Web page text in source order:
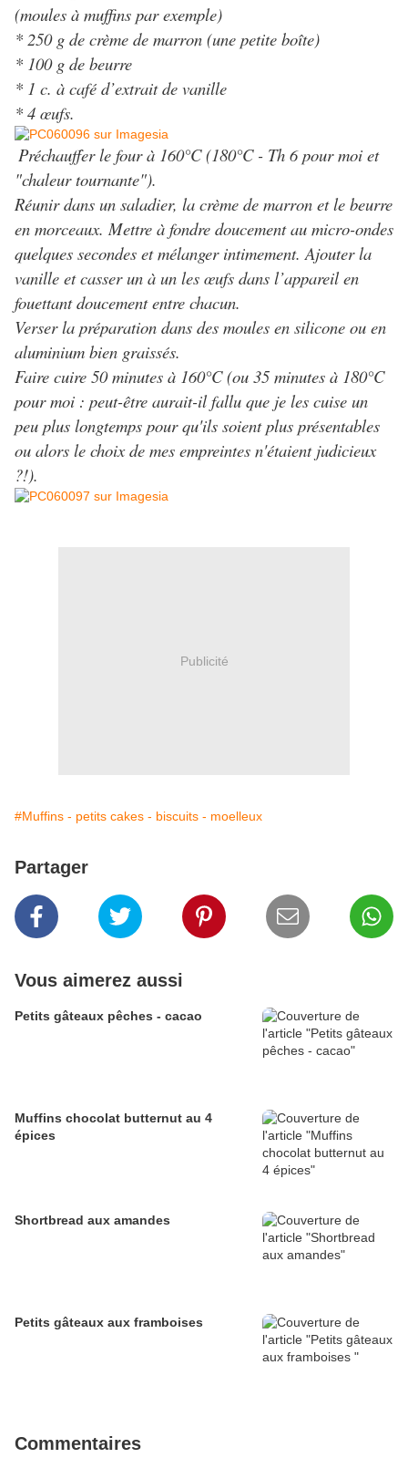
(moules à muffins par exemple)
* 250 g de crème de marron (une petite boîte)
* 100 g de beurre
* 1 c. à café d’extrait de vanille
* 4 œufs.
Préchauffer le four à 160°C (180°C - Th 6 pour moi et
"chaleur tournante").
Réunir dans un saladier, la crème de marron et le beurre
en morceaux. Mettre à fondre doucement au micro-ondes
quelques secondes et mélanger intimement. Ajouter la
vanille et casser un à un les œufs dans l’appareil en
fouettant doucement entre chacun.
Verser la préparation dans des moules en silicone ou en
aluminium bien graissés.
Faire cuire 50 minutes à 160°C (ou 35 minutes à 180°C
pour moi : peut-être aurait-il fallu que je les cuise un
peu plus longtemps pour qu'ils soient plus présentables
ou alors le choix de mes empreintes n'étaient judicieux
?!).
Publicité
#Muffins - petits cakes - biscuits - moelleux
Partager
Vous aimerez aussi
Petits gâteaux pêches - cacao
Muffins chocolat butternut au 4
épices
Shortbread aux amandes
Petits gâteaux aux framboises
Commentaires